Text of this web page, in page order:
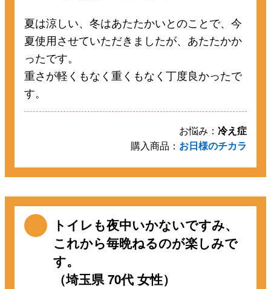
夏は涼しい、冬はあたたかいとのことで、今
夏使用させていただきましたが、あたたかか
ったです。
重さが軽くもなく重くもなく丁度良かったで
す。
お悩み： 冷え症
購入商品： お日様のチカラ
トイレも夜中いかないですみ、
これから毎晩ねるのが楽しみで
す。
（埼玉県 70代 女性）